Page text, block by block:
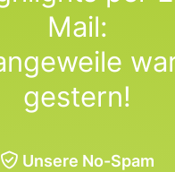
Mail:
gestern!
Unsere No-Spam